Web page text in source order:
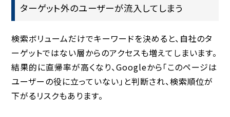
ターゲット外のユーザーが流入してしまう
検索ボリュームだけでキーワードを決めると、自社のタ
ーゲットではない層からのアクセスも増えてしまいます。
結果的に直帰率が高くなり、Googleから「このページは
ユーザーの役に立っていない」と判断され、検索順位が
下がるリスクもあります。